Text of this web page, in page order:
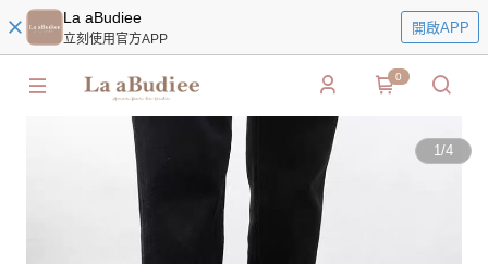
La aBudiee
立刻使用官方APP
開啟APP
0
1/4